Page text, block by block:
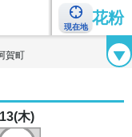
現在地
花粉
ート 花粉症ハンドブック
賀町
13(木)